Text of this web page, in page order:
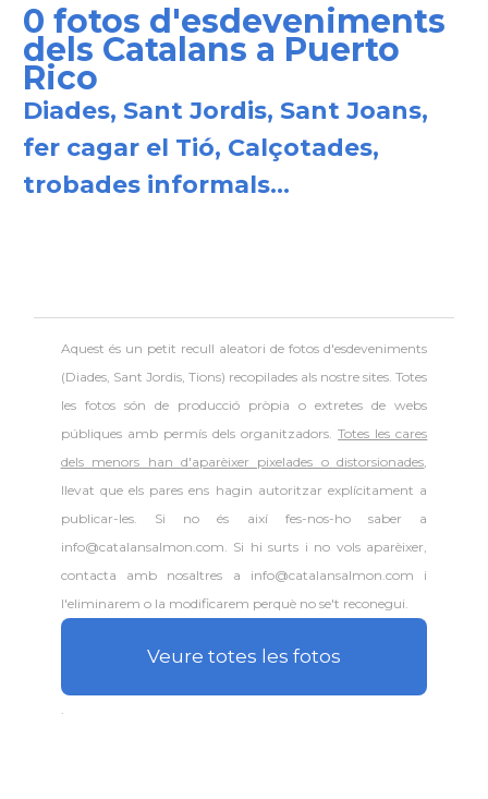
0 fotos d'esdeveniments
dels Catalans a Puerto
Rico
Diades, Sant Jordis, Sant Joans,
fer cagar el Tió, Calçotades,
trobades informals...
Aquest és un petit recull aleatori defotos d'esdeveniments
(Diades, Sant Jordis, Tions) recopilades als nostre sites. Totes
les fotos són de producció pròpia o extretes de webs
públiques amb permís dels organitzadors.Totes les cares
dels menors han d'aparèixer pixelades o distorsionades,
llevat que els pares ens hagin autoritzar explícitament a
publicar-les. Si no és així fes-nos-ho saber a
info@catalansalmon.com. Si hi surts i no vols aparèixer,
contacta amb nosaltres a info@catalansalmon.com i
l'eliminarem o la modificarem perquè no se't reconegui.
Veure totes les fotos